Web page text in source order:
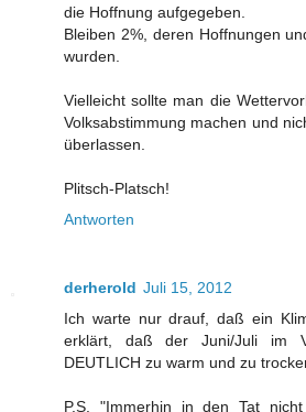
die Hoffnung aufgegeben.
Bleiben 2%, deren Hoffnungen
wurden.
Vielleicht sollte man die
Volksabstimmung machen und
überlassen.
Plitsch-Platsch!
Antworten
derherold Juli 15, 2012
Ich warte nur drauf, daß ein
erklärt, daß der Juni/Juli im
DEUTLICH zu warm und zu
P.S. "Immerhin in den Tat